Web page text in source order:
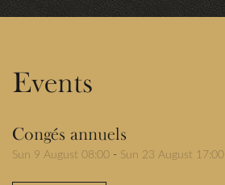
Events
Congés annuels
Sun 9 August 08:00 - Sun 23 August 17:00